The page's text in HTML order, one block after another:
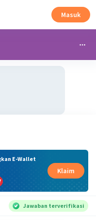
Masuk
E-Wallet
Klaim
Jawaban terverifikasi